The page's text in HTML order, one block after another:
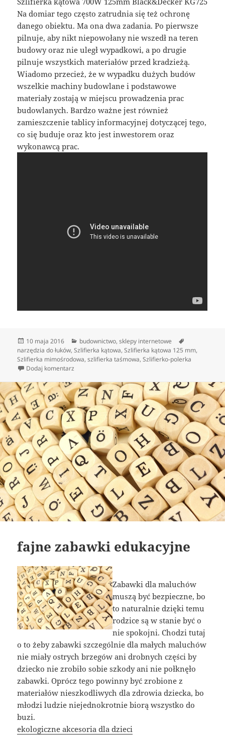
Na domiar tego często zatrudnia się też ochronę
danego obiektu. Ma ona dwa zadania. Po pierwsze
pilnuje, aby nikt niepowołany nie wszedł na teren
budowy oraz nie uległ wypadkowi, a po drugie
pilnuje wszystkich materiałów przed kradzieżą.
Wiadomo przecież, że w wypadku dużych budów
wszelkie machiny budowlane i podstawowe
materiały zostają w miejscu prowadzenia prac
budowlanych. Bardzo ważne jest również
zamieszczenie tablicy informacyjnej dotyczącej tego,
co się buduje oraz kto jest inwestorem oraz
wykonawcą prac.
Data
publikacji
10 maja 2016 Kategorie
budownictwo,sklepy internetowe
narzędzia do łuków,Szlifierka kątowa,Szlifierka kątowa 125 mm,
Szlifierka mimośrodowa,szlifierka taśmowa,Szlifierko-polerka
Dodaj komentarz
fajne zabawki edukacyjne
Zabawki dla maluchów
muszą być bezpieczne, bo
to naturalnie dzięki temu
rodzice są w stanie być o
nie spokojni. Chodzi tutaj
o to żeby zabawki szczególnie dla małych maluchów
nie miały ostrych brzegów ani drobnych części by
dziecko nie zrobiło sobie szkody ani nie połknęło
zabawki. Oprócz tego powinny być zrobione z
materiałów nieszkodliwych dla zdrowia dziecka, bo
młodzi ludzie niejednokrotnie biorą wszystko do
buzi.
ekologiczne akcesoria dla dzieci